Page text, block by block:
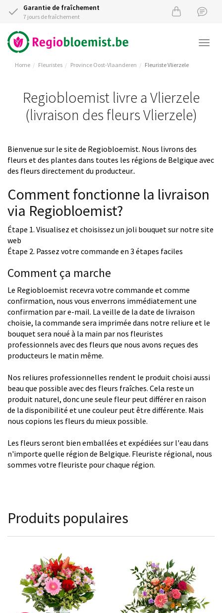
Garantie de fraîchement
7 jours de fraîchement
Home Fleuristes Province Oost-Vlaanderen Fleuriste Vlierzele
Regiobloemist livre a Vlierzele
(livraison des fleurs Vlierzele)
Bienvenue sur le site de Regiobloemist. Nous livrons des
fleurs et des plantes dans toutes les régions de Belgique avec
des fleurs directement du producteur..
Comment fonctionne la livraison
via Regiobloemist?
Étape 1. Visualisez et choisissez un joli bouquet sur notre site
web
Étape 2. Passez votre commande en 3 étapes faciles
Comment ça marche
Le Regiobloemist recevra votre commande et comme
confirmation, nous vous enverrons immédiatement une
confirmation par e-mail. La veille de la date de livraison
choisie, la commande sera imprimée dans notre reliure et le
bouquet sera noué à la main par nos fleuristes
professionnels avec des fleurs que nous avons reçues des
producteurs le matin même.
Nos reliures professionnelles rendent le produit choisi aussi
beau que possible avec des fleurs fraîches. Cela reste un
produit naturel, donc une seule fleur peut différer en raison
de la disponibilité et une couleur peut être différente. Mais
nous copions les fleurs du mieux possible.
Les fleurs seront bien emballées et expédiées sur l'eau dans
n'importe quelle région de Belgique. Fleuriste régional, nous
sommes votre fleuriste pour chaque région.
Produits populaires